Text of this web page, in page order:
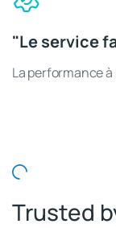
"Le service
La performance
Trusted